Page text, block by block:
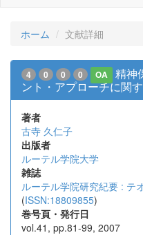
ホーム 文献詳細
4 0 0 0 OA
精神
ント・アプローチに関
著者
古寺 久仁子
出版者
ルーテル学院大学
雑誌
ルーテル学院研究紀要 : テ
(ISSN:18809855)
巻号頁・発行日
vol.41, pp.81-99, 2007